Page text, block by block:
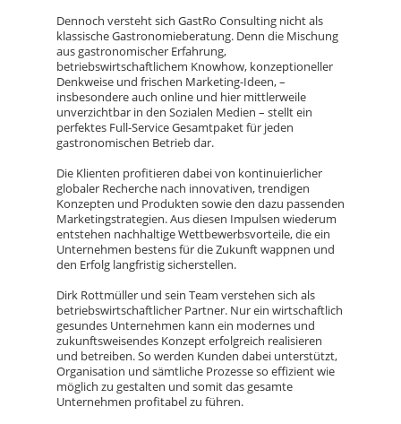
Dennoch versteht sich GastRo Consulting nicht als
klassische Gastronomieberatung. Denn die Mischung
aus gastronomischer Erfahrung,
betriebswirtschaftlichem Knowhow, konzeptioneller
Denkweise und frischen Marketing-Ideen, –
insbesondere auch online und hier mittlerweile
unverzichtbar in den Sozialen Medien – stellt ein
perfektes Full-Service Gesamtpaket für jeden
gastronomischen Betrieb dar.
Die Klienten profitieren dabei von kontinuierlicher
globaler Recherche nach innovativen, trendigen
Konzepten und Produkten sowie den dazu passenden
Marketingstrategien. Aus diesen Impulsen wiederum
entstehen nachhaltige Wettbewerbsvorteile, die ein
Unternehmen bestens für die Zukunft wappnen und
den Erfolg langfristig sicherstellen.
Dirk Rottmüller und sein Team verstehen sich als
betriebswirtschaftlicher Partner. Nur ein wirtschaftlich
gesundes Unternehmen kann ein modernes und
zukunftsweisendes Konzept erfolgreich realisieren
und betreiben. So werden Kunden dabei unterstützt,
Organisation und sämtliche Prozesse so effizient wie
möglich zu gestalten und somit das gesamte
Unternehmen profitabel zu führen.